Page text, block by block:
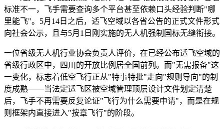
标准不一，飞手需要查询多个平台甚至依赖口头经验判断"哪
里能飞"。5月14日之后，适飞空域以各省公告的正式文件形式
向社会公示，且与5月1日刚实施的无人机强制国标无缝衔接。
一位省级无人机行业协会负责人评价，在已经公布适飞空域的
省级行政区中，四川的开放比例居全国前列。而"无需报备"这
一变化，标志着低空飞行正从"特事特批"走向"规则导向"的制
度成熟——当法定适飞区被空域管理顶层设计文件划定清楚
后，飞手不再需要反复论证"飞行为什么需要申请"，而是在规
则框架内直接进入"按章飞行"的阶段。